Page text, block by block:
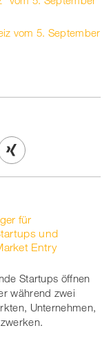
vom 5. September
für
und
Entry
Startups öffnen
während zwei
Unternehmen,